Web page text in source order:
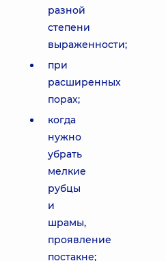
разной
степени
выраженности;
при
расширенных
порах;
когда
нужно
убрать
мелкие
рубцы
и
шрамы,
проявление
постакне;